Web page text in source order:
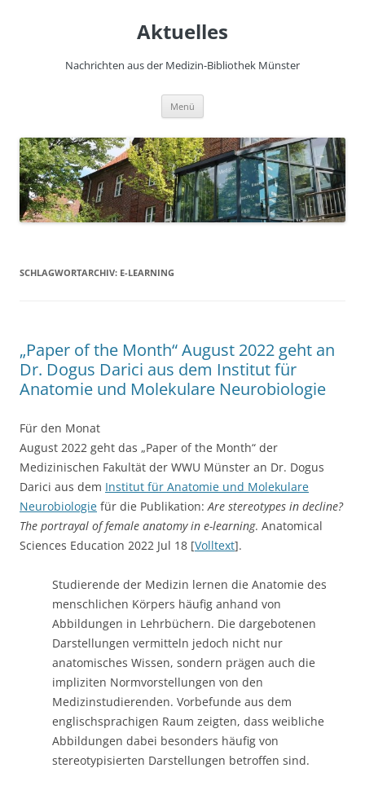
Aktuelles
Nachrichten aus der Medizin-Bibliothek Münster
Menü
SCHLAGWORTARCHIV: E-LEARNING
„Paper of the Month“ August 2022 geht an
Dr. Dogus Darici aus dem Institut für
Anatomie und Molekulare Neurobiologie
Für den Monat
August 2022 geht das „Paper of the Month“ der
Medizinischen Fakultät der WWU Münster an Dr. Dogus
Darici aus dem Institut für Anatomie und Molekulare
Neurobiologie für die Publikation:Are stereotypes in decline?
The portrayal of female anatomy in e-learning. Anatomical
Sciences Education 2022 Jul 18 [Volltext].
Studierende der Medizin lernen die Anatomie des
menschlichen Körpers häufig anhand von
Abbildungen in Lehrbüchern. Die dargebotenen
Darstellungen vermitteln jedoch nicht nur
anatomisches Wissen, sondern prägen auch die
impliziten Normvorstellungen von den
Medizinstudierenden. Vorbefunde aus dem
englischsprachigen Raum zeigten, dass weibliche
Abbildungen dabei besonders häufig von
stereotypisierten Darstellungen betroffen sind.